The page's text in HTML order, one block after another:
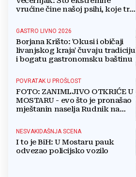
vrućine čine našoj psihi, koje tri
boriti...
GASTRO LIVNO 2026
Borjana Krišto: 'Okusi i običaji
livanjskog kraja' čuvaju tradiciju
i bogatu gastronomsku baštinu
POVRATAK U PROŠLOST
FOTO: ZANIMLJIVO OTKRIĆE U
MOSTARU - evo što je pronašao
mještanin naselja Rudnik na
NESVAKIDAŠNJA SCENA
I to je BiH: U Mostaru pauk
odvezao policijsko vozilo